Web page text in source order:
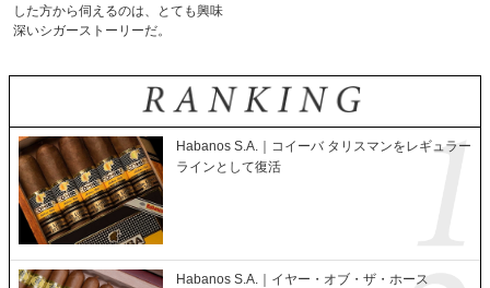
した方から伺えるのは、とても興味
深いシガーストーリーだ。
Habanos S.A.｜コイーバ タリスマンをレギュラー
ラインとして復活
Habanos S.A.｜イヤー・オブ・ザ・ホース